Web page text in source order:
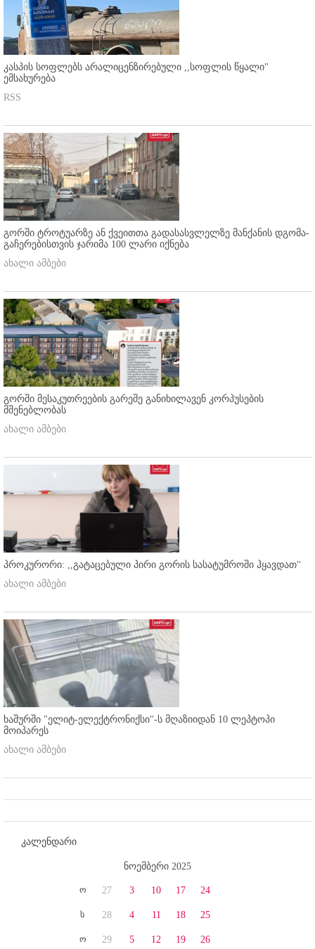
კასპის სოფლებს არალიცენზირებული ,,სოფლის წყალი"
ემსახურება
RSS
გორში ტროტუარზე ან ქვეითთა გადასასვლელზე მანქანის დგომა-
გაჩერებისთვის ჯარიმა 100 ლარი იქნება
ახალი ამბები
გორში მესაკუთრეების გარეშე განიხილავენ კორპუსების
მშენებლობას
ახალი ამბები
პროკურორი: ,,გატაცებული პირი გორის სასატუმროში ჰყავდათ''
ახალი ამბები
ხაშურში "ელიტ-ელექტრონიქსი"-ს მღაზიიდან 10 ლეპტოპი
მოიპარეს
ახალი ამბები
კალენდარი
ნოემბერი 2025
ო
ს
ო
27
28
29
3
4
5
10
11
12
17
18
19
24
25
26